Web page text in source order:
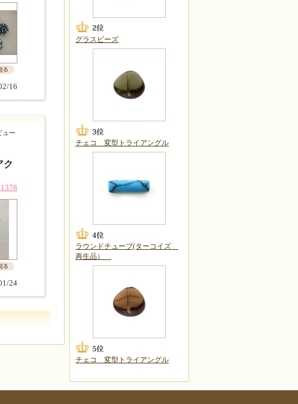
16
ュー
ク
24
グラスビーズ
チェコ 変型トライアングル
ラウンドチューブ(ターコイズ
再生品）
チェコ 変型トライアングル